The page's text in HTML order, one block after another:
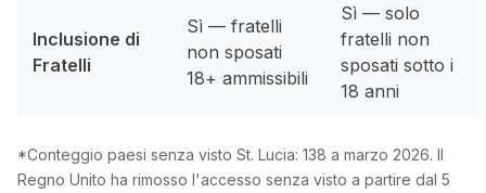
Inclusione di
Fratelli
Sì — fratelli
non sposati
18+ ammissibili
Sì — solo
fratelli non
sposati sotto i
18 anni
*Conteggio paesi senza visto St. Lucia: 138 a marzo 2026. Il
Regno Unito ha rimosso l'accesso senza visto a partire dal 5